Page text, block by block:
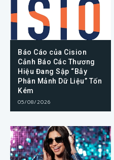
Báo Cáo của Cision
Cảnh Báo Các Thương
Hiệu Đang Sập “Bẫy
Phân Mảnh Dữ Liệu” Tốn
Kém
05/08/2026